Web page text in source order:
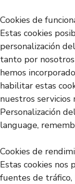
Cookies de
Estas cookies
personalización
tanto por
hemos
habilitar estas
nuestros servicios
Personalización
language,
Cookies de
Estas cookies nos
fuentes de